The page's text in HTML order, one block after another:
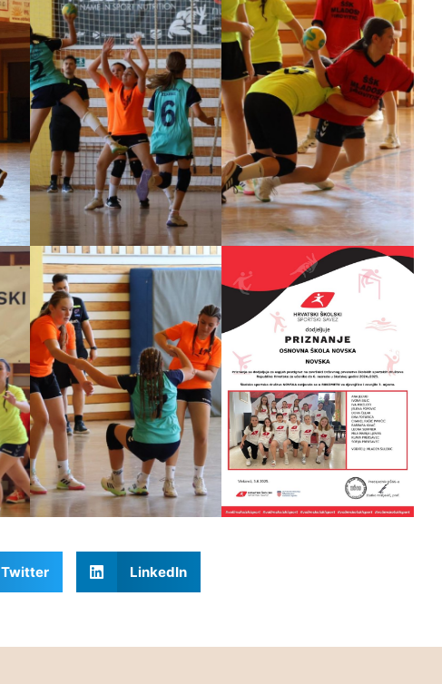
Twitter LinkedIn